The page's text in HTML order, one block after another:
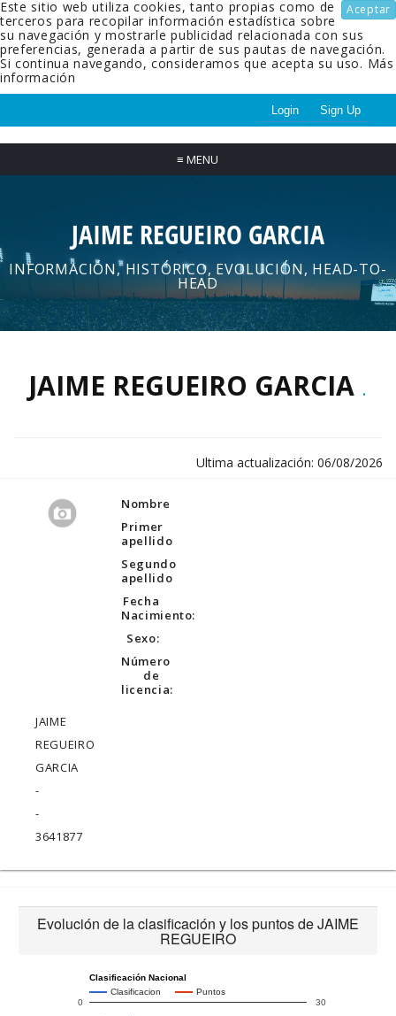
Aceptar
Este sitio web utiliza cookies, tanto propias como de
terceros para recopilar información estadística sobre
su navegación y mostrarle publicidad relacionada con sus
preferencias, generada a partir de sus pautas de navegación.
Si continua navegando, consideramos que acepta su uso. Más
información
Login Sign Up
≡ MENU
JAIME REGUEIRO GARCIA
INFORMACIÓN, HISTÓRICO, EVOLUCIÓN, HEAD-TO-
HEAD
JAIME REGUEIRO GARCIA .
Ultima actualización: 06/08/2026
Nombre
Primer
apellido
Segundo
apellido
Fecha
Nacimiento:
Sexo:
Número
de
licencia:
JAIME
REGUEIRO
GARCIA
-
-
3641877
Evolución de la clasificación y los puntos de JAIME
REGUEIRO
Clasificación Nacional
Clasificacion
Puntos
0 30